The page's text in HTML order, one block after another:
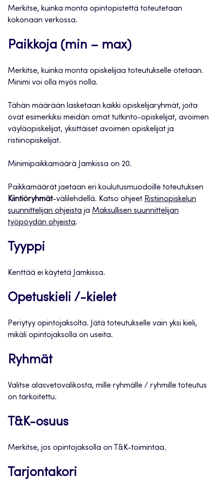
Merkitse, kuinka monta opintopistettä toteutetaan
kokonaan verkossa.
Paikkoja (min – max)
Merkitse, kuinka monta opiskelijaa toteutukselle otetaan.
Minimi voi olla myös nolla.
Tähän määrään lasketaan kaikki opiskelijaryhmät, joita
ovat esimerkiksi meidän omat tutkinto-opiskelijat, avoimen
väyläopiskelijat, yksittäiset avoimen opiskelijat ja
ristiinopiskelijat.
Minimipaikkamäärä Jamkissa on 20.
Paikkamäärät jaetaan eri koulutusmuodoille toteutuksen
Kiintiöryhmät-välilehdellä. Katso ohjeet Ristiinopiskelun
suunnittelijan ohjeista ja Maksullisen suunnittelijan
työpöydän ohjeista.
Tyyppi
Kenttää ei käytetä Jamkissa.
Opetuskieli /-kielet
Periytyy opintojaksolta. Jätä toteutukselle vain yksi kieli,
mikäli opintojaksolla on useita.
Ryhmät
Valitse alasvetovalikosta, mille ryhmälle / ryhmille toteutus
on tarkoitettu.
T&K-osuus
Merkitse, jos opintojaksolla on T&K-toimintaa.
Tarjontakori